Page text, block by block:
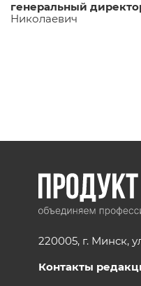
генеральный
Николаевич
220005, г. Минск,
Контакты